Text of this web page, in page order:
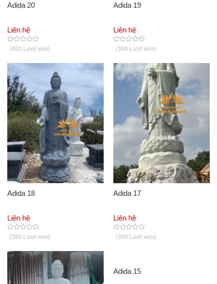
Adida 20
Liên hệ
(400 Lượt xem)
Adida 19
Liên hệ
(399 Lượt xem)
Adida 18
Liên hệ
(385 Lượt xem)
Adida 17
Liên hệ
(388 Lượt xem)
Adida 15